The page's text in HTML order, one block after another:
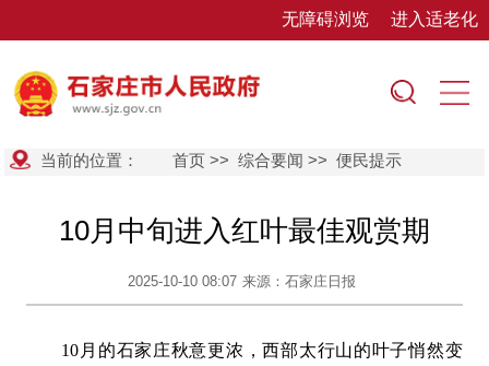
无障碍浏览 进入适老化
当前的位置： 首页 >>综合要闻 >>便民提示
10月中旬进入红叶最佳观赏期
2025-10-10 08:07 来源：石家庄日报
10月的石家庄秋意更浓，西部太行山的叶子悄然变